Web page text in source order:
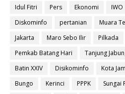
Idul Fitri
Pers Ekonomi IWO
Diskominfo
pertanian Muara
Jakarta
Maro Sebo Ilir Pilkada
Pemkab Batang Hari
Tanjung
Batin XXIV
Disikominfo Kota
Bungo
Kerinci PPPK Sungai